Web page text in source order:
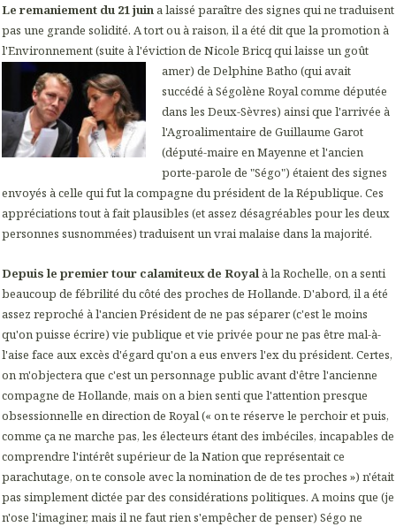
Le remaniement du 21 juin a laissé paraître des signes qui ne traduisent
pas une grande solidité. A tort ou à raison, il a été dit que la promotion à
l'Environnement (suite à l'éviction de Nicole Bricq qui laisse un goût
amer) de Delphine Batho (qui avait
succédé à Ségolène Royal comme députée
dans les Deux-Sèvres) ainsi que l'arrivée à
l'Agroalimentaire de Guillaume Garot
(député-maire en Mayenne et l'ancien
porte-parole de "Ségo") étaient des signes
envoyés à celle qui fut la compagne du président de la République. Ces
appréciations tout à fait plausibles (et assez désagréables pour les deux
personnes susnommées) traduisent un vrai malaise dans la majorité.
Depuis le premier tour calamiteux de Royal à la Rochelle, on a senti
beaucoup de fébrilité du côté des proches de Hollande. D'abord, il a été
assez reproché à l'ancien Président de ne pas séparer (c'est le moins
qu'on puisse écrire) vie publique et vie privée pour ne pas être mal-à-
l'aise face aux excès d'égard qu'on a eus envers l'ex du président. Certes,
on m'objectera que c'est un personnage public avant d'être l'ancienne
compagne de Hollande, mais on a bien senti que l'attention presque
obsessionnelle en direction de Royal (« on te réserve le perchoir et puis,
comme ça ne marche pas, les électeurs étant des imbéciles, incapables de
comprendre l'intérêt supérieur de la Nation que représentait ce
parachutage, on te console avec la nomination de de tes proches ») n'était
pas simplement dictée par des considérations politiques. A moins que (je
n'ose l'imaginer, mais il ne faut rien s'empêcher de penser) Ségo ne